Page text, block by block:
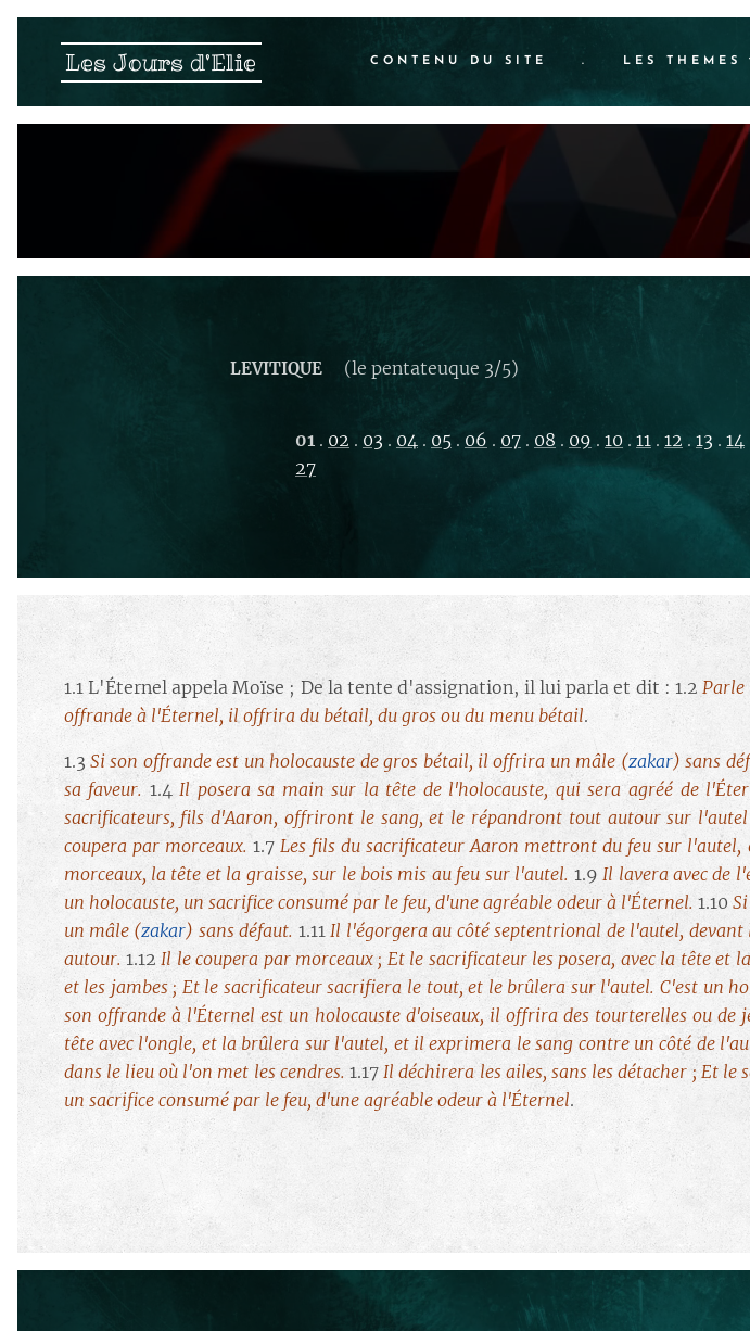
Les Jours d'Elie CONTENU DU SITE . LES THEMES
LEVITIQUE (le pentateuque 3/5)
01 . 02 . 03 . 04 . 05 . 06 . 07 . 08 . 09 . 10 . 11 . 12 . 13 . 14
27
1.1 L'Éternel appela Moïse ; De la tente d'assignation, il lui parla et dit : 1.2Parle
offrande à l'Éternel, il offrira du bétail, du gros ou du menu bétail.
1.3 Si son offrande est un holocauste de gros bétail, il offrira un mâle (zakar)sans
sa faveur. 1.4Il posera sa main sur la tête de l'holocauste, qui sera agréé de
sacrificateurs, fils d'Aaron, offriront le sang, et le répandront tout autour sur
coupera par morceaux. 1.7 Les fils du sacrificateur Aaron mettront du feu sur
morceaux, la tête et la graisse, sur le bois mis au feu sur l'autel. 1.9Il lavera avec de
un holocauste, un sacrifice consumé par le feu, d'une agréable odeur à l'Éternel. 1.10
un mâle (zakar) sans défaut. 1.11Il l'égorgera au côté septentrional de l'autel,
autour. 1.12Il le coupera par morceaux ; Et le sacrificateur les posera, avec la tête et
et les jambes ; Et le sacrificateur sacrifiera le tout, et le brûlera sur l'autel. C'est un
son offrande à l'Éternel est un holocauste d'oiseaux, il offrira des tourterelles ou de
tête avec l'ongle, et la brûlera sur l'autel, et il exprimera le sang contre un côté de
dans le lieu où l'on met les cendres. 1.17Il déchirera les ailes, sans les détacher ; Et
un sacrifice consumé par le feu, d'une agréable odeur à l'Éternel.